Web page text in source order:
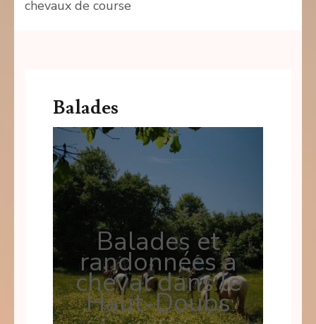
chevaux de course
Balades
Balades et
randonnées à
cheval dans le
Haut-Doubs